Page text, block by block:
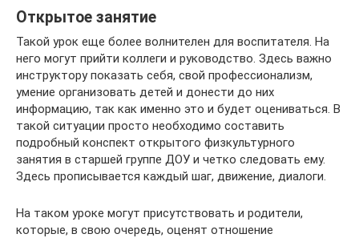
Открытое занятие
Такой урок еще более волнителен для воспитателя. На
него могут прийти коллеги и руководство. Здесь важно
инструктору показать себя, свой профессионализм,
умение организовать детей и донести до них
информацию, так как именно это и будет оцениваться. В
такой ситуации просто необходимо составить
подробный конспект открытого физкультурного
занятия в старшей группе ДОУ и четко следовать ему.
Здесь прописывается каждый шаг, движение, диалоги.
На таком уроке могут присутствовать и родители,
которые, в свою очередь, оценят отношение